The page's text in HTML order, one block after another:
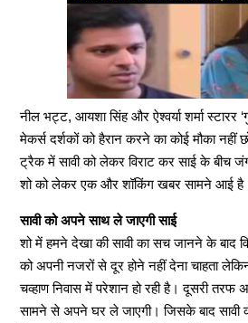
नील भट्ट, आयशा सिंह और ऐश्वर्या शर्मा स्टारर
मेकर्स दर्शकों को हैरान करने का कोई मौका
ट्रैक में सावी को लेकर विराट कर साई के बीच
शो को लेकर एक और शॉकिंग खबर सामने आई
सावी को अपने साथ ले जाएगी साई
शो में हमने देखा की सावी का सच जानने के बाद
को अपनी नजरों से दूर होने नहीं देना चाहता
चव्हाण निवास में परेशान हो रही है। दूसरी तरफ
सामने से अपने घर ले जाएगी। जिसके बाद